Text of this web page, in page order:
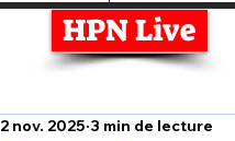
HPN Live
2 nov. 2025 3 min de lecture